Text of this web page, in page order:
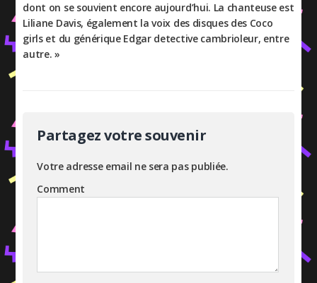
dont on se souvient encore aujourd’hui. La chanteuse est
Liliane Davis, également la voix des disques des Coco
girls et du générique Edgar detective cambrioleur, entre
autre. »
Partagez votre souvenir
Votre adresse email ne sera pas publiée.
Comment